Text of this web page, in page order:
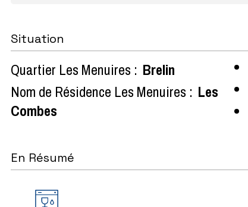
Situation
Quartier Les Menuires : Brelin
Nom de Résidence Les Menuires : Les
Combes
En Résumé